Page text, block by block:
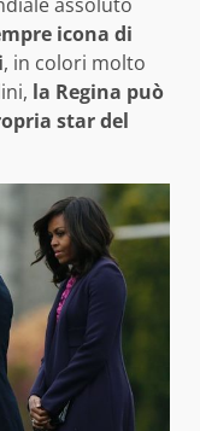
icona di
, in colori molto
la Regina può
star del